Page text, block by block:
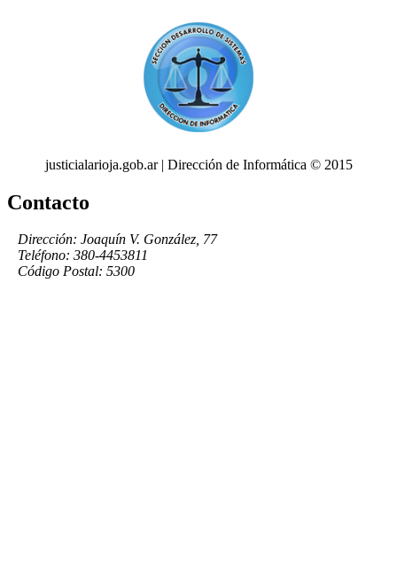
justicialarioja.gob.ar | Dirección de Informática © 2015
Contacto
Dirección: Joaquín V. González, 77
Teléfono: 380-4453811
Código Postal: 5300